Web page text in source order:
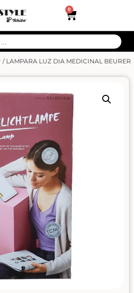
0
/ LAMPARA LUZ DIA MEDICINAL BEURER